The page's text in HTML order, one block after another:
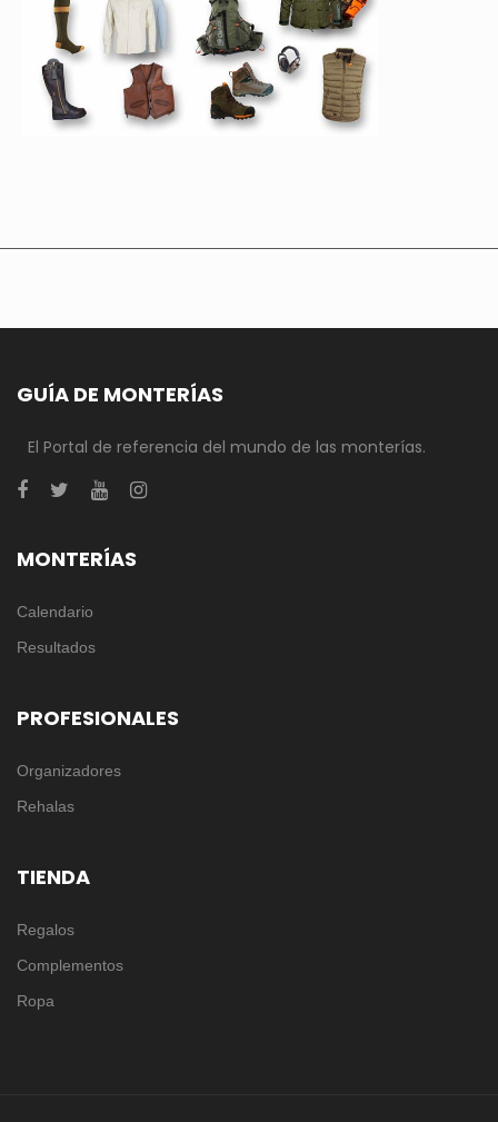
GUÍA DE MONTERÍAS
El Portal de referencia del mundo de las monterías.
MONTERÍAS
Calendario
Resultados
PROFESIONALES
Organizadores
Rehalas
TIENDA
Regalos
Complementos
Ropa